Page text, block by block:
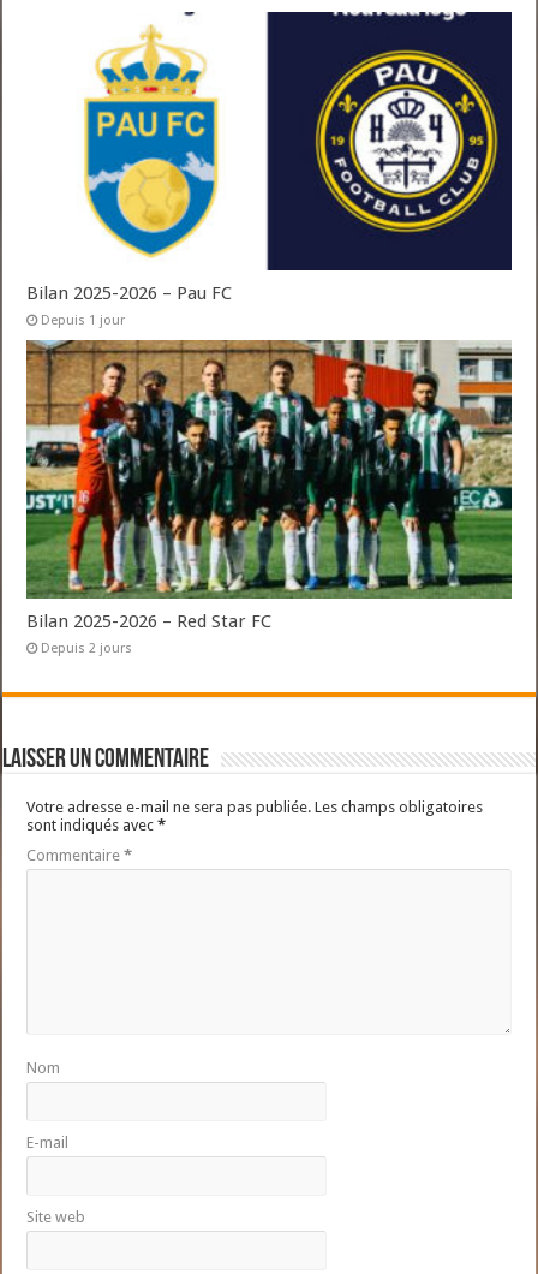
Bilan 2025-2026 – Pau FC
Depuis 1 jour
Bilan 2025-2026 – Red Star FC
Depuis 2 jours
Laisser un commentaire
Votre adresse e-mail ne sera pas publiée. Les champs obligatoires
sont indiqués avec*
Commentaire*
Nom
E-mail
Site web